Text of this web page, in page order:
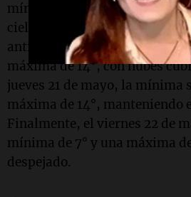
mínima de 8° y una máxima
cielo despejado. Para el
anticipa un leve cambio, con
máxima de 14°, con nubes
jueves 21 de mayo, la mínima
máxima de 14°, manteniendo
Finalmente, el viernes 22 de
mínima de 7° y una máxima
despejado.